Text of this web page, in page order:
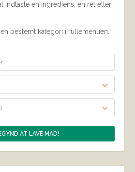
indtaste en ingrediens, en ret eller
bestemt kategori i rullemenuen.